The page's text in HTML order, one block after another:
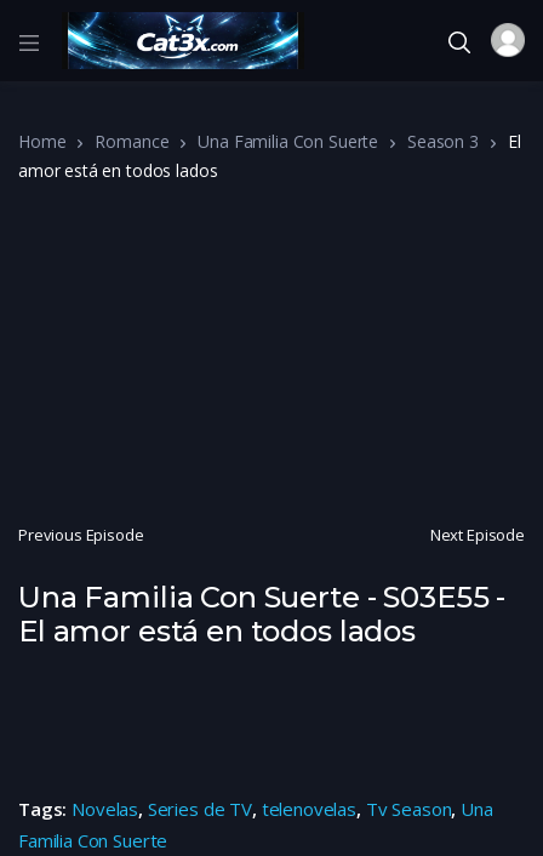
Home Romance Una Familia Con Suerte Season 3
El
amor está en todos lados
Previous Episode Next Episode
Una Familia Con Suerte - S03E55 -
El amor está en todos lados
Tags: Novelas, Series de TV, telenovelas, Tv Season, Una
Familia Con Suerte